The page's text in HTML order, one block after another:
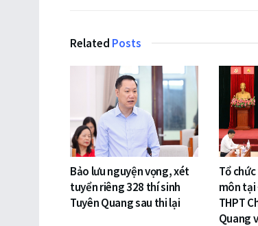
Related Posts
Bảo lưu nguyện vọng, xét
tuyển riêng 328 thí sinh
Tuyên Quang sau thi lại
Tổ
môn
THPT
Quang